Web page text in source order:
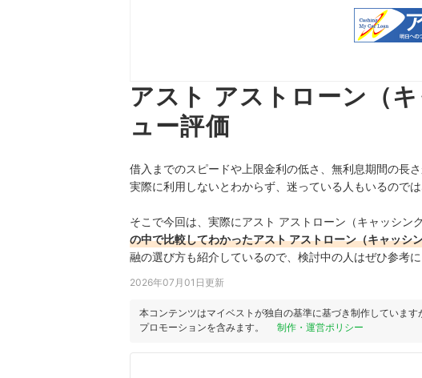
アスト アストローン（
ュー評価
借入までのスピードや上限金利の低さ、無利息期間の長
実際に利用しないとわからず、迷っている人もいるので
そこで今回は、実際にアスト アストローン（キャッシン
の中で比較してわかったアスト アストローン（キャッシ
融の選び方も紹介しているので、検討中の人はぜひ参考
2026年07月01日更新
本コンテンツはマイベストが独自の基準に基づき制作しています
プロモーションを含みます。
制作・運営ポリシー